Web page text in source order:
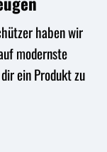
haben wir
modernste
ein Produkt zu